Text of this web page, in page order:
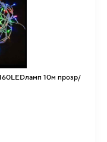
10м прозр/